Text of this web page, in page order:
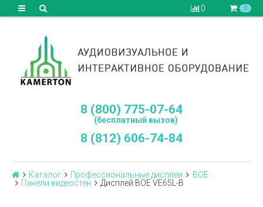
0 0
8 (800) 775-07-64
(бесплатный вызов)
8 (812) 606-74-84
Каталог Профессиональные дисплеи
BOE
Панели видеостен
Дисплей BOE VE65L-B